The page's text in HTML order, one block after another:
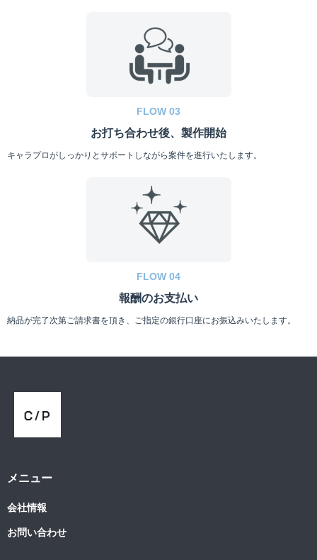
FLOW 03
お打ち合わせ後、製作開始
キャラプロがしっかりとサポートしながら案件を進行いたします。
FLOW 04
報酬のお支払い
納品が完了次第ご請求書を頂き、ご指定の銀行口座にお振込みいたします。
メニュー
会社情報
お問い合わせ